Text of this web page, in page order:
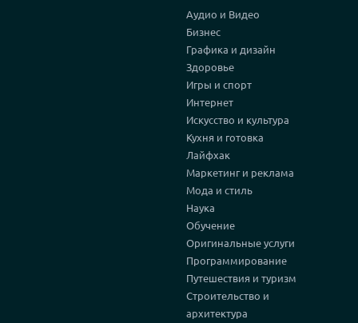
Аудио и Видео
Бизнес
Графика и дизайн
Здоровье
Игры и спорт
Интернет
Искусство и культура
Кухня и готовка
Лайфхак
Маркетинг и реклама
Мода и стиль
Наука
Обучение
Оригинальные услуги
Программирование
Путешествия и туризм
Строительство и
архитектура